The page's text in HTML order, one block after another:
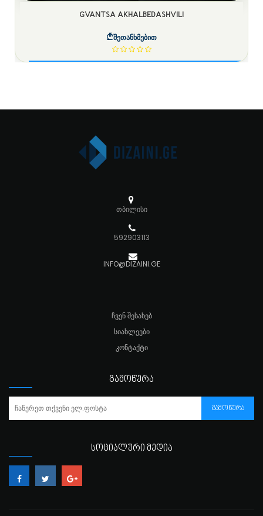
GVANTSA AKHALBEDASHVILI
შეთანხმებით
თბილისი
592903113
INFO@DIZAINI.GE
ᲩᲕᲔᲜ ᲨᲔᲡᲐᲮᲔᲑ
ᲡᲘᲐᲮᲚᲔᲔᲑᲘ
ᲙᲝᲜᲢᲐᲥᲢᲘ
ᲒᲐᲛᲝᲬᲔᲠᲐ
ᲒᲐᲛᲝᲬᲔᲠᲐ
ᲡᲝᲪᲘᲐᲚᲣᲠᲘ ᲛᲔᲓᲘᲐ